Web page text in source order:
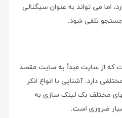
اما می تواند به عنوان سیگنالی
تلقی شود.
که از سایت مبدأ به سایت مقصد
دارد. آشنایی با انواع انکر
مختلف بک لینک سازی به
ضروری است.